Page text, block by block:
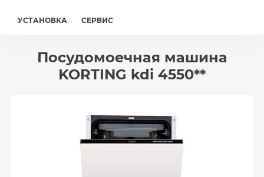
УСТАНОВКА СЕРВИС
Посудомоечная машина
KORTING kdi 4550**